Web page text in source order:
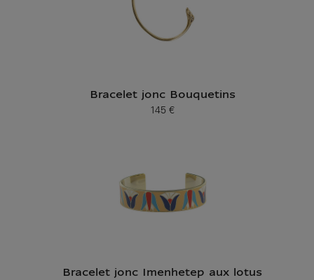
Bracelet jonc Bouquetins
Prix ​​actuel
145 €
Bracelet jonc Imenhetep aux lotus